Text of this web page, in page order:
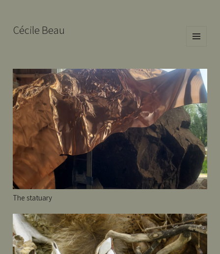
Cécile Beau
The statuary